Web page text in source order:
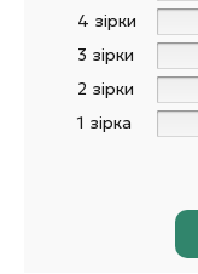
4 зірки
3 зірки
2 зірки
1 зірка